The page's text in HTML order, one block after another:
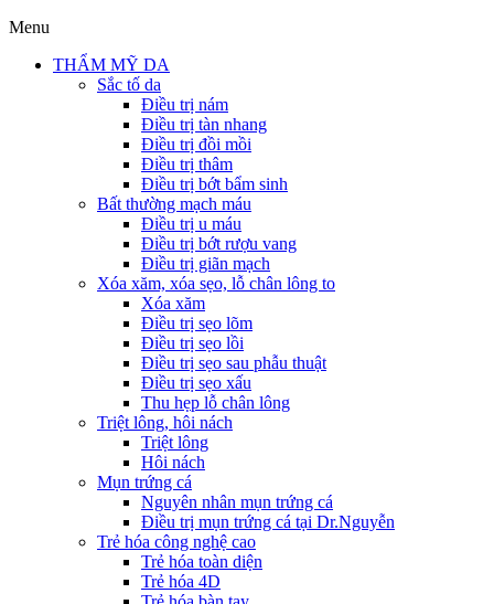
Menu
THẨM MỸ DA
Sắc tố da
Điều trị nám
Điều trị tàn nhang
Điều trị đồi mồi
Điều trị thâm
Điều trị bớt bẩm sinh
Bất thường mạch máu
Điều trị u máu
Điều trị bớt rượu vang
Điều trị giãn mạch
Xóa xăm, xóa sẹo, lỗ chân lông to
Xóa xăm
Điều trị sẹo lõm
Điều trị sẹo lồi
Điều trị sẹo sau phẫu thuật
Điều trị sẹo xấu
Thu hẹp lỗ chân lông
Triệt lông, hôi nách
Triệt lông
Hôi nách
Mụn trứng cá
Nguyên nhân mụn trứng cá
Điều trị mụn trứng cá tại Dr.Nguyễn
Trẻ hóa công nghệ cao
Trẻ hóa toàn diện
Trẻ hóa 4D